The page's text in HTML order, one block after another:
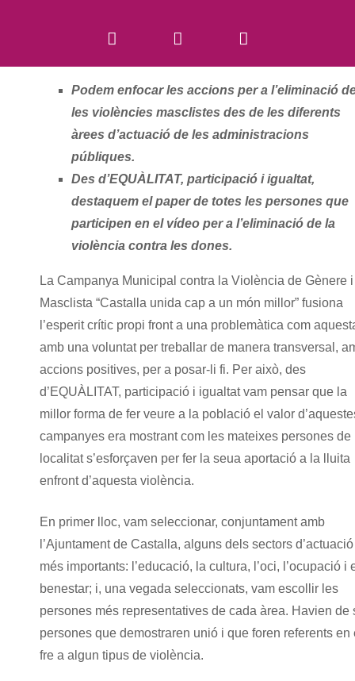
Podem enfocar les accions per a l’eliminació
les violències masclistes des de les diferents
àrees d’actuació de les administracions
públiques.
Des d’EQUÀLITAT, participació i igualtat,
destaquem el paper de totes les persones que
participen en el vídeo per a l’eliminació de la
violència contra les dones.
La Campanya Municipal contra la Violència de Gènere i
Masclista “Castalla unida cap a un món millor” fusiona
l’esperit crític propi front a una problemàtica com
amb una voluntat per treballar de manera transversal,
accions positives, per a posar-li fi. Per això, des
d’EQUÀLITAT, participació i igualtat vam pensar que la
millor forma de fer veure a la població el valor
campanyes era mostrant com les mateixes persones de
localitat s’esforçaven per fer la seua aportació a la lluita
enfront d’aquesta violència.
En primer lloc, vam seleccionar, conjuntament amb
l’Ajuntament de Castalla, alguns dels sectors d’actuació
més importants: l’educació, la cultura, l’oci, l’ocupació i
benestar; i, una vegada seleccionats, vam escollir les
persones més representatives de cada àrea. Havien de
persones que demostraren unió i que foren referents en
fre a algun tipus de violència.